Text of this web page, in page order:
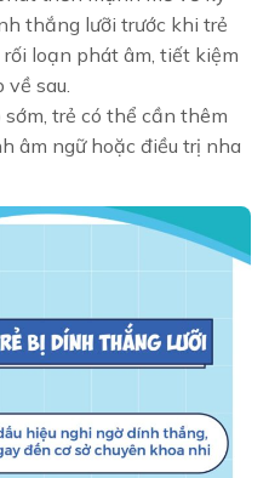
thắng lưỡi trước khi trẻ
loạn phát âm, tiết kiệm
sau.
trẻ có thể cần thêm
âm ngữ hoặc điều trị nha